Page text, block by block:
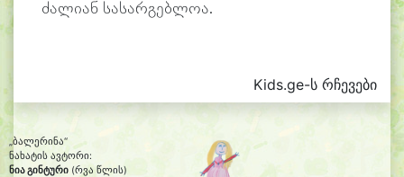
ძალიან სასარგებლოა.
Kids.ge-ს რჩევები
„ბალერინა“
ნახატის ავტორი:
ნია გინტური (რვა წლის)